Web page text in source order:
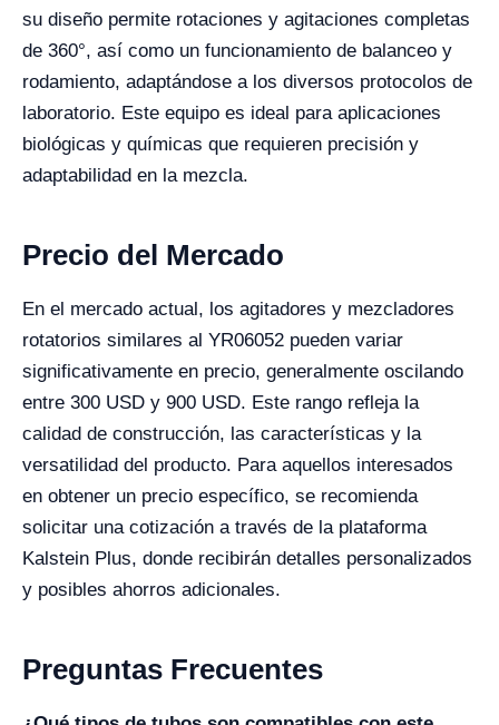
su diseño permite rotaciones y agitaciones completas
de 360°, así como un funcionamiento de balanceo y
rodamiento, adaptándose a los diversos protocolos de
laboratorio. Este equipo es ideal para aplicaciones
biológicas y químicas que requieren precisión y
adaptabilidad en la mezcla.
Precio del Mercado
En el mercado actual, los agitadores y mezcladores
rotatorios similares al YR06052 pueden variar
significativamente en precio, generalmente oscilando
entre 300 USD y 900 USD. Este rango refleja la
calidad de construcción, las características y la
versatilidad del producto. Para aquellos interesados
en obtener un precio específico, se recomienda
solicitar una cotización a través de la plataforma
Kalstein Plus, donde recibirán detalles personalizados
y posibles ahorros adicionales.
Preguntas Frecuentes